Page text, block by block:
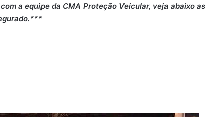
a equipe da CMA Proteção Veicular, veja abaixo as